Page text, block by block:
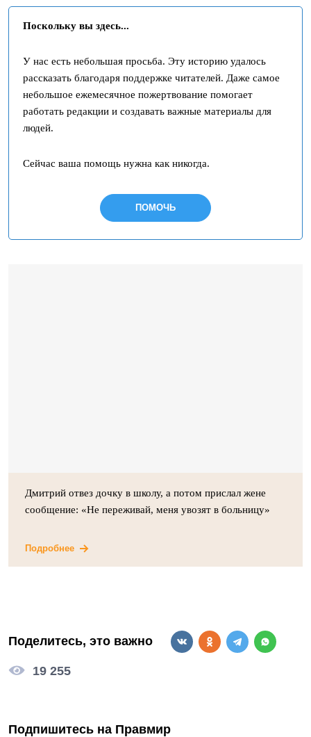
Поскольку вы здесь...
У нас есть небольшая просьба. Эту историю удалось
рассказать благодаря поддержке читателей. Даже самое
небольшое ежемесячное пожертвование помогает
работать редакции и создавать важные материалы для
людей.
Сейчас ваша помощь нужна как никогда.
ПОМОЧЬ
Дмитрий отвез дочку в школу, а потом прислал жене
сообщение: «Не переживай, меня увозят в больницу»
Подробнее
Поделитесь, это важно
19 255
Подпишитесь на Правмир